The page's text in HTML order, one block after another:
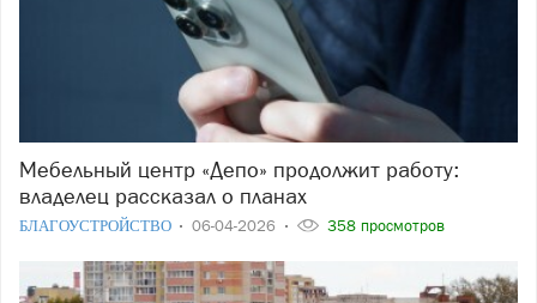
Мебельный центр «Депо» продолжит работу:
владелец рассказал о планах
БЛАГОУСТРОЙСТВО 06-04-2026 358 просмотров